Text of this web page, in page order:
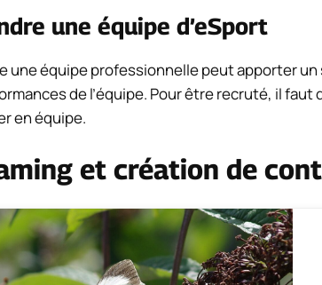
une équipe d’eSport
une équipe professionnelle peut apporter
de l’équipe. Pour être recruté, il
en équipe.
et création de